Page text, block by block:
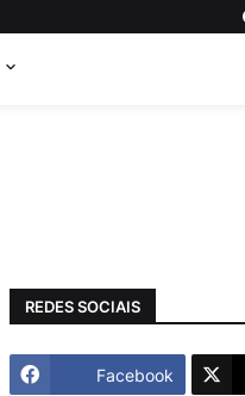
REDES SOCIAIS
Facebook